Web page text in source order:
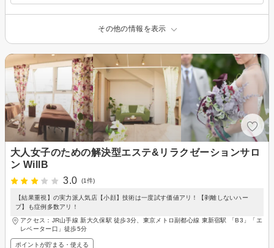
その他の情報を表示
大人女子のための解決型エステ&リラクゼーションサロ
ン WillB
3.0
(1件)
【結果重視】の実力派人気店【小顔】技術は一度試す価値アリ！【剥離しないハー
ブ】も症例多数アリ！
アクセス：JR山手線 新大久保駅 徒歩3分、東京メトロ副都心線 東新宿駅 「B3」「エ
レベーター口」徒歩5分
ポイントが貯まる・使える